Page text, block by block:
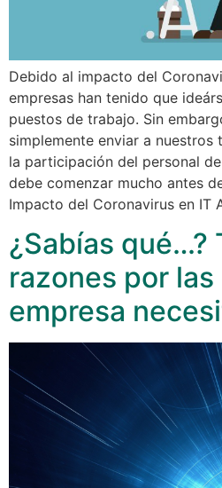
Debido al impacto del
empresas han tenido que
puestos de trabajo. Sin
simplemente enviar a nuestros
la participación del personal
debe comenzar mucho antes
Impacto del Coronavirus en IT
¿Sabías qué…?
razones por
empresa